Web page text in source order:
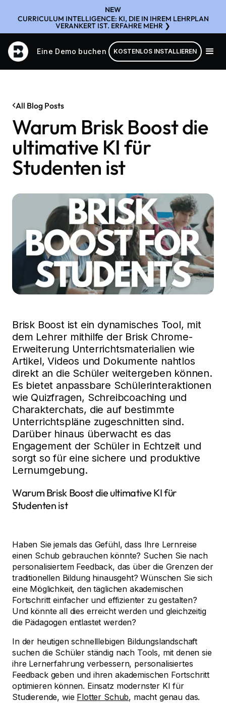
NEW
CURRICULUM INTELLIGENCE: KI, DIE IN IHREM LEHRPLAN
VERANKERT IST. ERFAHRE MEHR ❯
Eine Demo buchen KOSTENLOS INSTALLIEREN
All Blog Posts
Warum Brisk Boost die
ultimative KI für
Studenten ist
Brisk Boost ist ein dynamisches Tool, mit
dem Lehrer mithilfe der Brisk Chrome-
Erweiterung Unterrichtsmaterialien wie
Artikel, Videos und Dokumente nahtlos
direkt an die Schüler weitergeben können.
Es bietet anpassbare Schülerinteraktionen
wie Quizfragen, Schreibcoaching und
Charakterchats, die auf bestimmte
Unterrichtspläne zugeschnitten sind.
Darüber hinaus überwacht es das
Engagement der Schüler in Echtzeit und
sorgt so für eine sichere und produktive
Lernumgebung.
Warum Brisk Boost die ultimative KI für
Studenten ist
Haben Sie jemals das Gefühl, dass Ihre Lernreise
einen Schub gebrauchen könnte? Suchen Sie nach
personalisiertem Feedback, das über die Grenzen der
traditionellen Bildung hinausgeht? Wünschen Sie sich
eine Möglichkeit, den täglichen akademischen
Fortschritt einfacher und effizienter zu gestalten?
Und könnte all dies erreicht werden und gleichzeitig
die Pädagogen entlastet werden?
In der heutigen schnelllebigen Bildungslandschaft
suchen die Schüler ständig nach Tools, mit denen sie
ihre Lernerfahrung verbessern, personalisiertes
Feedback geben und ihren akademischen Fortschritt
optimieren können. Einsatz modernster KI für
Studierende, wie Flotter Schub, macht genau das.